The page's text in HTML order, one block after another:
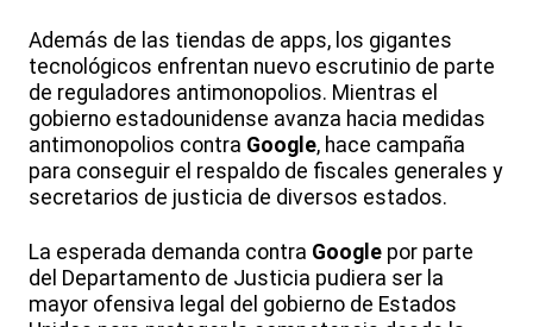
Además de las tiendas de apps, los gigantes
tecnológicos enfrentan nuevo escrutinio de parte
de reguladores antimonopolios. Mientras el
gobierno estadounidense avanza hacia medidas
antimonopolios contra Google, hace campaña
para conseguir el respaldo de fiscales generales y
secretarios de justicia de diversos estados.
La esperada demanda contra Google por parte
del Departamento de Justicia pudiera ser la
mayor ofensiva legal del gobierno de Estados